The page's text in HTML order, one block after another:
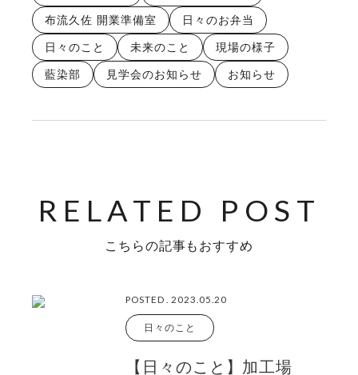
布流久佐 開業準備室 日々のお弁当
日々のこと 未来のこと 現場の様子
藍染部 見学会のお知らせ お知らせ
こちらの記事もおすすめ
POSTED . 2023.05.20
【日々のこと】加工場
日々のこと